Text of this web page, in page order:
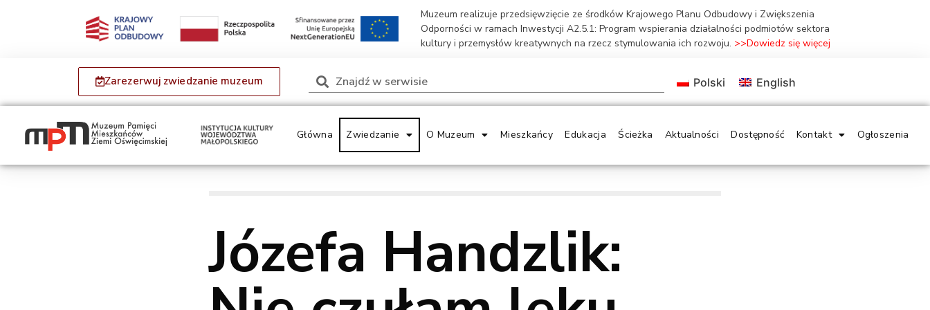
Muzeum realizuje przedsięwzięcie ze środków Krajowego Planu Odbudowy i Zwiększenia
Odporności w ramach Inwestycji A2.5.1: Program wspierania działalności podmiotów sektora
kultury i przemysłów kreatywnych na rzecz stymulowania ich rozwoju. >>Dowiedz się więcej
Zarezerwuj zwiedzanie muzeum Polski English
Główna Zwiedzanie O Muzeum Mieszkańcy Edukacja Ścieżka Aktualności Dostępność Kontakt Ogłoszenia
Józefa Handzlik: